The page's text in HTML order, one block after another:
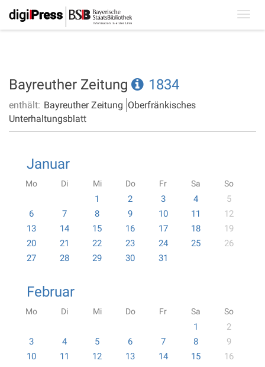
Bayreuther Zeitung 1834
enthält: Bayreuther Zeitung Oberfränkisches
Unterhaltungsblatt
Januar
Mo Di Mi Do Fr Sa So
1 2 3 4
5
6
7 8 9 10 11
12
13
14 15 16 17 18
19
20
21 22 23 24 25
26
27
28 29 30 31
Februar
Mo Di Mi Do Fr Sa So
1
2
3
4 5 6 7 8
9
10
11 12 13 14 15
16